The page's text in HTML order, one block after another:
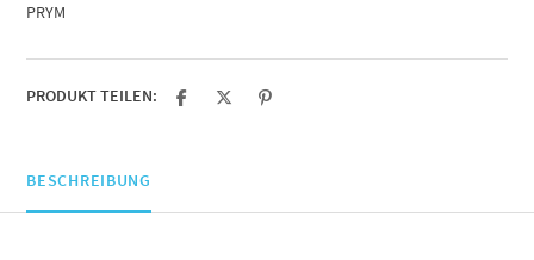
PRYM
PRODUKT TEILEN:
BESCHREIBUNG